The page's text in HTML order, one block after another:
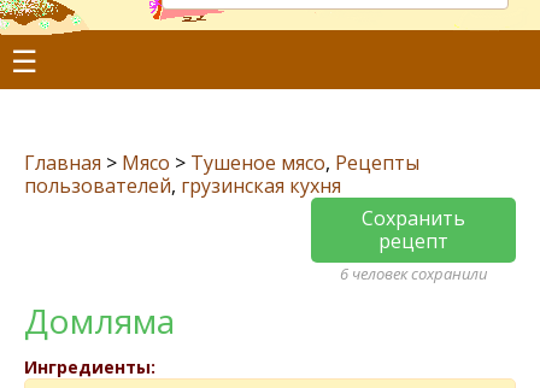
☰
Главная > Мясо > Тушеное мясо, Рецепты
пользователей, грузинская кухня
Сохранить
рецепт
6 человек сохранили
Домляма
Ингредиенты: